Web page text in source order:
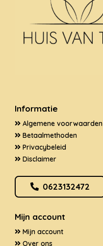
Informatie
Algemene voorwaarden
Betaalmethoden
Privacybeleid
Disclaimer
0623132472
Mijn account
Mijn account
Over ons